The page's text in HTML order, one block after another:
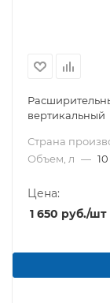
вертикальный
Страна
Объем, л — 10
Цена:
1 650 руб./шт